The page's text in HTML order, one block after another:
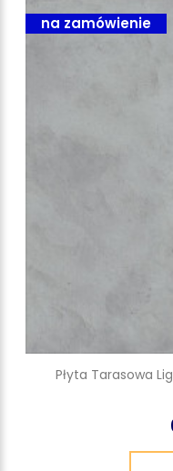
Płyta Tarasowa
na zamówienie